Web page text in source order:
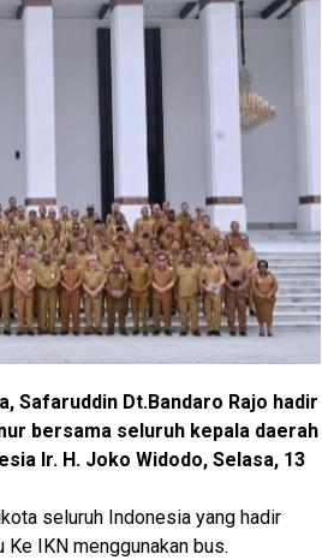
Safaruddin Dt.Bandaro Rajo hadir
bersama seluruh kepala daerah
Ir. H. Joko Widodo, Selasa, 13
seluruh Indonesia yang hadir
Ke IKN menggunakan bus.